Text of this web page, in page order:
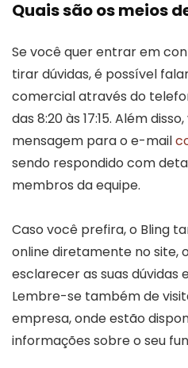
Quais são os meios
Se você quer entrar em
tirar dúvidas, é possível
comercial através do
das 8:20 às 17:15. Além
mensagem para o e-mail
sendo respondido com
membros da equipe.
Caso você prefira, o Bling
online diretamente no site,
esclarecer as suas dúvidas
Lembre-se também de
empresa, onde estão
informações sobre o seu